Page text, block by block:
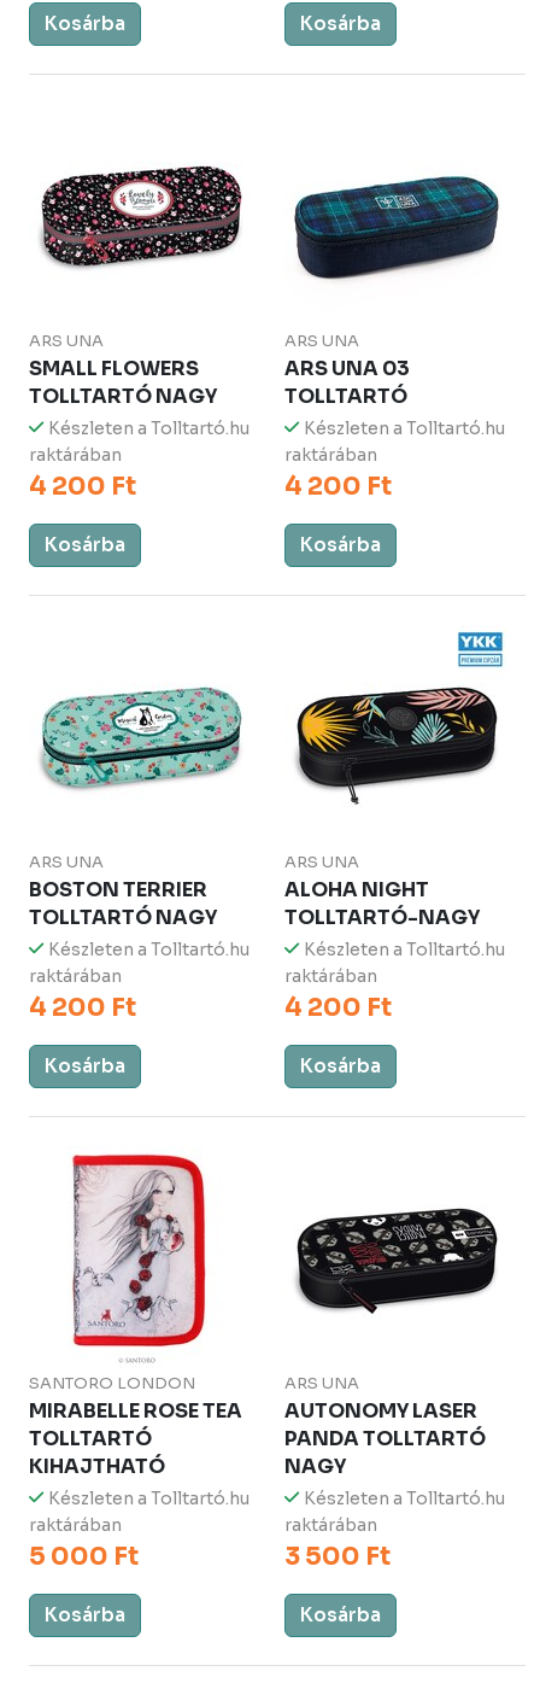
Kosárba Kosárba
ARS UNA
SMALL FLOWERS
TOLLTARTÓ NAGY
Készleten a Tolltartó.hu
raktárában
4 200 Ft
Kosárba
ARS UNA
ARS UNA 03
TOLLTARTÓ
Készleten a Tolltartó.hu
raktárában
4 200 Ft
Kosárba
ARS UNA
BOSTON TERRIER
TOLLTARTÓ NAGY
Készleten a Tolltartó.hu
raktárában
4 200 Ft
Kosárba
ARS UNA
ALOHA NIGHT
TOLLTARTÓ-NAGY
Készleten a Tolltartó.hu
raktárában
4 200 Ft
Kosárba
SANTORO LONDON
MIRABELLE ROSE TEA
TOLLTARTÓ
KIHAJTHATÓ
Készleten a Tolltartó.hu
raktárában
5 000 Ft
Kosárba
ARS UNA
AUTONOMY LASER
PANDA TOLLTARTÓ
NAGY
Készleten a Tolltartó.hu
raktárában
3 500 Ft
Kosárba